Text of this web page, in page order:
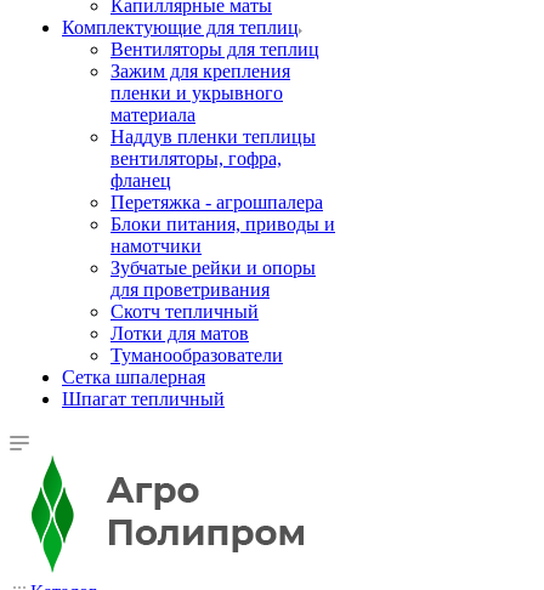
Капиллярные маты
Комплектующие для теплиц
Вентиляторы для теплиц
Зажим для крепления
пленки и укрывного
материала
Наддув пленки теплицы
вентиляторы, гофра,
фланец
Перетяжка - агрошпалера
Блоки питания, приводы и
намотчики
Зубчатые рейки и опоры
для проветривания
Скотч тепличный
Лотки для матов
Туманообразователи
Сетка шпалерная
Шпагат тепличный